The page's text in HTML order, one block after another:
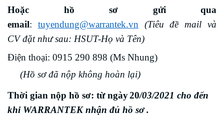
Hoặc hồ sơ gửi qua
email: tuyendung@warrantek.vn (Tiêu đề mail và
CV đặt như sau: HSUT-Họ và Tên)
Điện thoại: 0915 290 898 (Ms Nhung)
(Hồ sơ đã nộp không hoàn lại)
Thời gian nộp hồ sơ: từ ngày20/03/2021 cho đến
khi WARRANTEK nhận đủ hồ sơ .